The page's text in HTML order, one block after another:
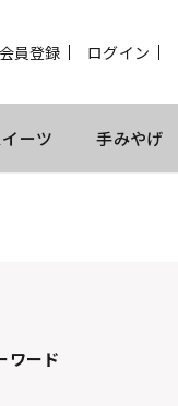
員登録 ログイン
ーツ 手みやげ
ワード